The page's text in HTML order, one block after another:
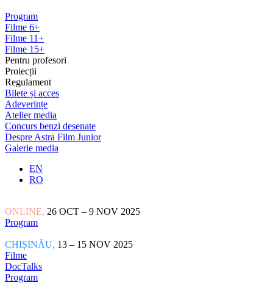
Program
Filme 6+
Filme 11+
Filme 15+
Pentru profesori
Proiecții
Regulament
Bilete și acces
Adeverințe
Atelier media
Concurs benzi desenate
Despre Astra Film Junior
Galerie media
EN
RO
ONLINE, 26 OCT – 9 NOV 2025
Program
CHIȘINĂU, 13 – 15 NOV 2025
Filme
DocTalks
Program